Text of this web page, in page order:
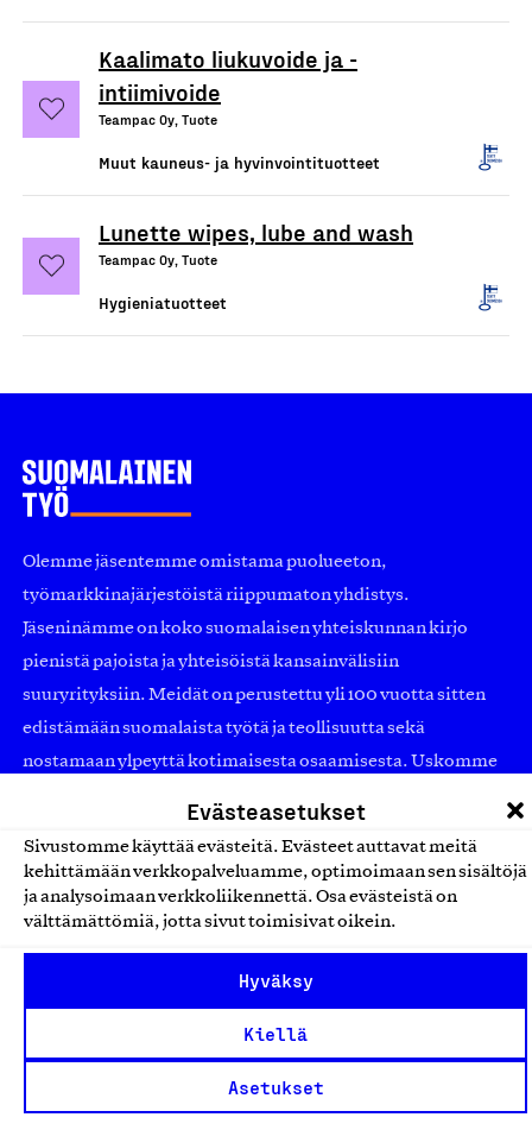
Evästeasetukset
Sivustomme käyttää evästeitä. Evästeet auttavat meitä
kehittämään verkkopalveluamme, optimoimaan sen sisältöjä
ja analysoimaan verkkoliikennettä. Osa evästeistä on
välttämättömiä, jotta sivut toimisivat oikein.
Hyväksy
Kiellä
Asetukset
Kaalimato liukuvoide ja -
intiimivoide
Teampac Oy, Tuote
Muut kauneus- ja hyvinvointituotteet
Lunette wipes, lube and wash
Teampac Oy, Tuote
Hygieniatuotteet
Olemme jäsentemme omistama puolueeton,
työmarkkinajärjestöistä riippumaton yhdistys.
Jäseninämme on koko suomalaisen yhteiskunnan kirjo
pienistä pajoista ja yhteisöistä kansainvälisiin
suuryrityksiin. Meidät on perustettu yli 100 vuotta sitten
edistämään suomalaista työtä ja teollisuutta sekä
nostamaan ylpeyttä kotimaisesta osaamisesta. Uskomme
Sanoimmeko sen jo?
Suomalainen työ ry
Finland
asiakaspalvelu@suomalainentyo.fi